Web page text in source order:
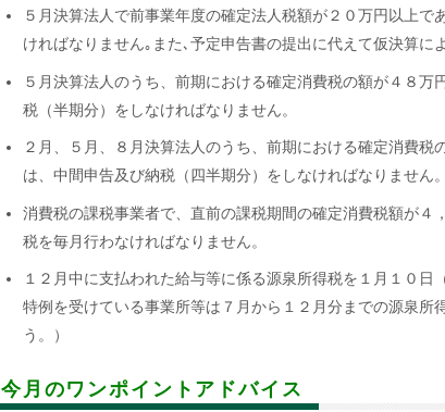
５月決算法人で前事業年度の確定法人税額が２０万円以上で
ければなりません｡また､予定申告書の提出に代えて仮決算に
５月決算法人のうち、前期における確定消費税の額が４８
税（半期分）をしなければなりません。
２月、５月、８月決算法人のうち、前期における確定消費
は、中間申告及び納税（四半期分）をしなければなりません。
消費税の課税事業者で、直前の課税期間の確定消費税額が４
税を毎月行わなければなりません。
１２月中に支払われた給与等に係る源泉所得税を１月１０
特例を受けている事業所等は７月から１２月分までの源泉所
う。）
今月のワンポイントアドバイス